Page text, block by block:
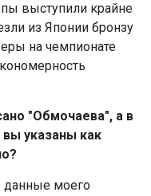
выступили крайне
из Японии бронзу
на чемпионате
"Обмочаева", а в
вы указаны как
данные моего